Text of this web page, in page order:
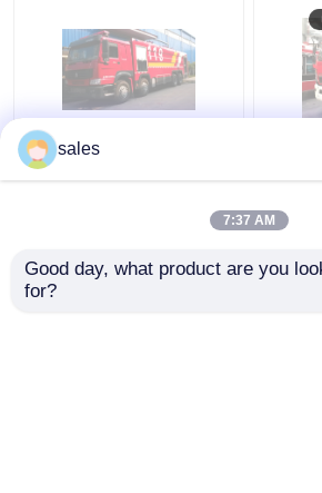
339kw 消火活動の緊急
救助のための 25 トンの
水タンクの普通消防車
ベストプライス
ため
の水
車
sales
7:37 AM
Good day, what product are you
for?